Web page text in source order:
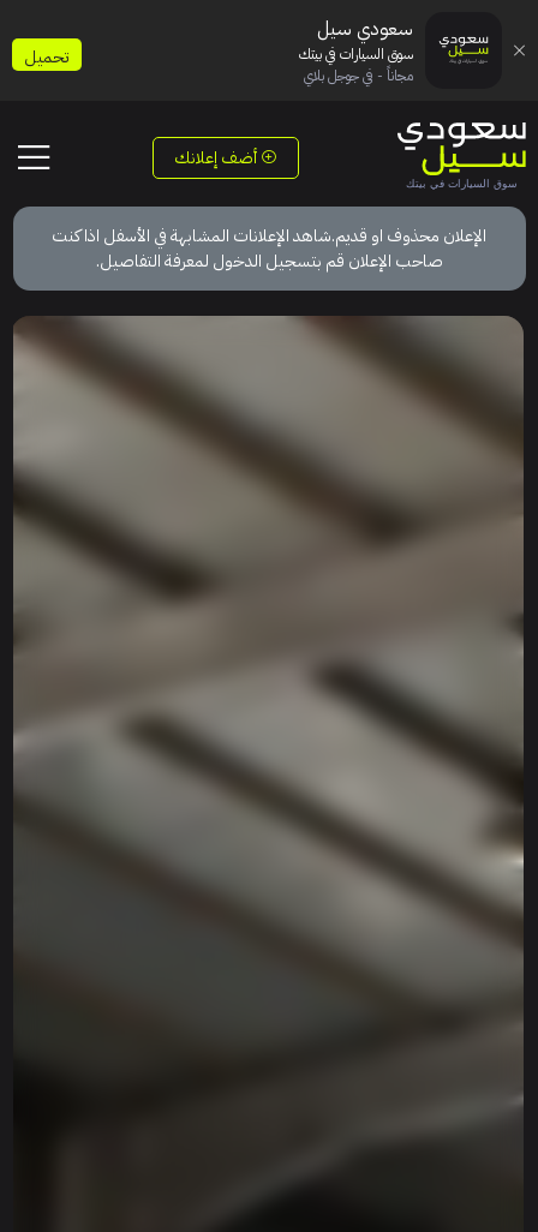
أضف إعلانك
الإعلان محذوف او قديم.شاهد الإعلانات المشابهة في الأسفل اذا كنت
صاحب الإعلان قم بتسجيل الدخول لمعرفة التفاصيل.
سعودي سيل
سوق السيارات في بيتك
مجاناً - في جوجل بلاي
تحميل